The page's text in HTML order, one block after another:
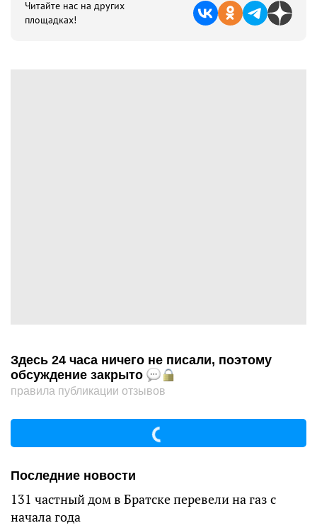
Читайте нас на других
площадках!
Здесь 24 часа ничего не писали, поэтому
обсуждение закрыто
правила публикации отзывов
Последние новости
131 частный дом в Братске перевели на газ с
начала года